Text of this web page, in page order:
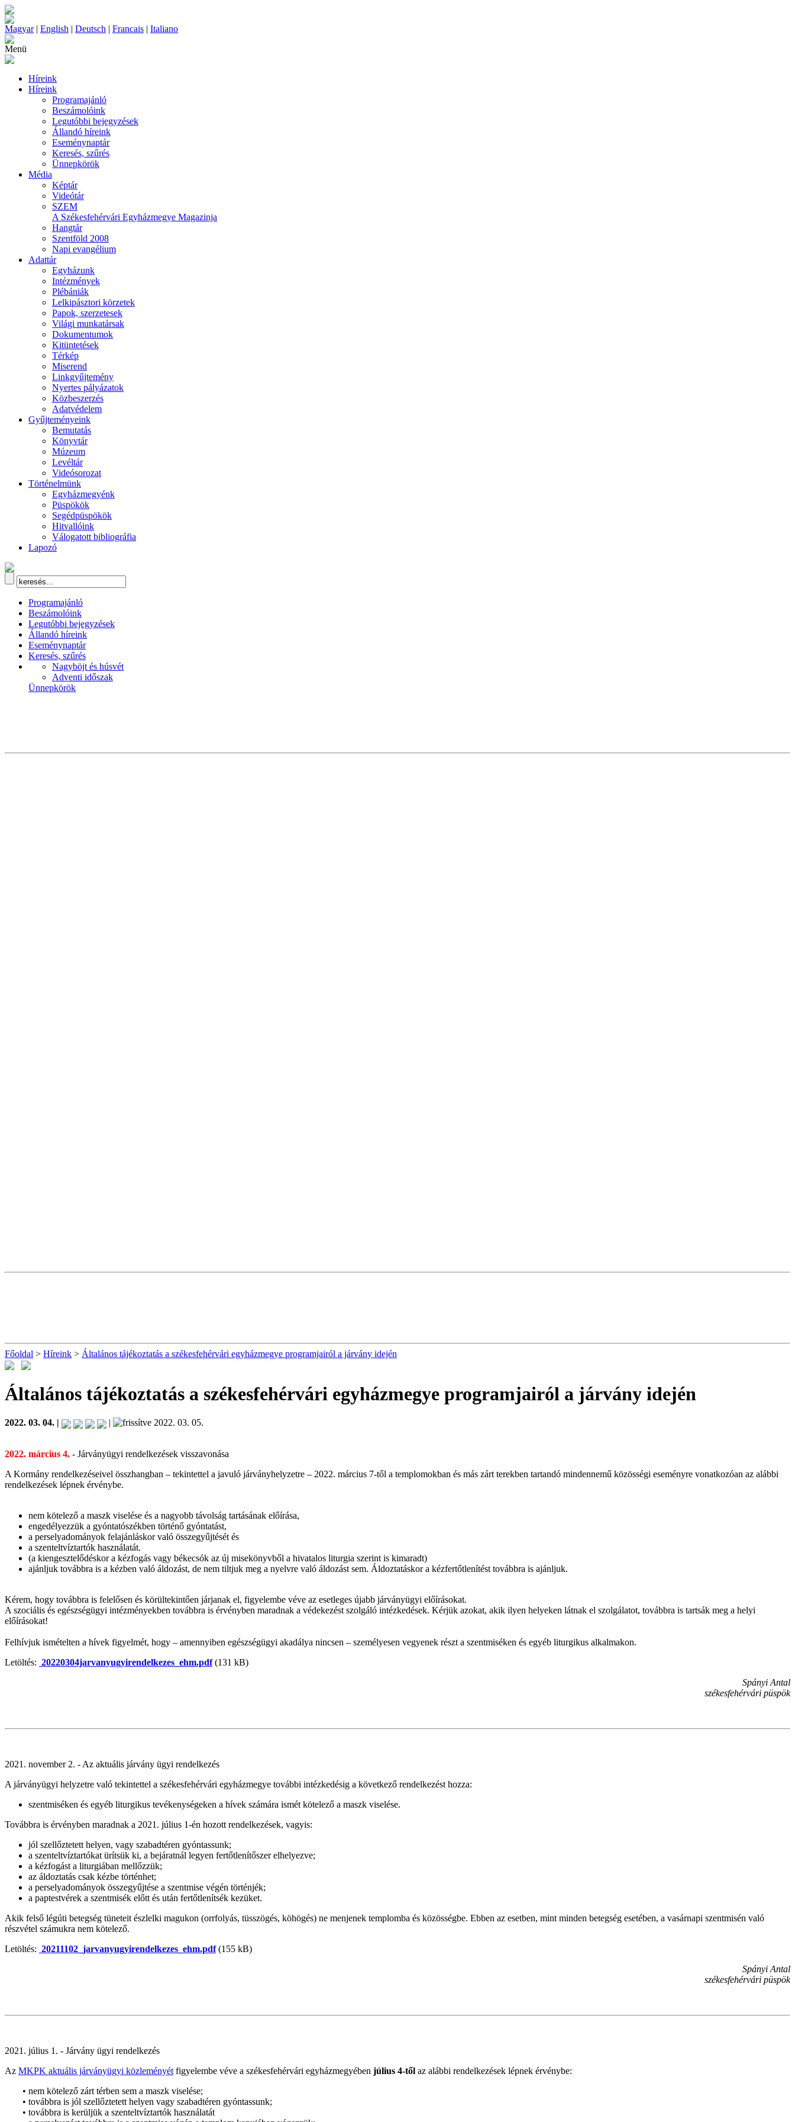
Magyar| English | Deutsch | Francais | Italiano
Menü
Híreink
Híreink
Programajánló
Beszámolóink
Legutóbbi bejegyzések
Állandó híreink
Eseménynaptár
Keresés, szűrés
Ünnepkörök
Média
Képtár
Videótár
SZEM
A Székesfehérvári Egyházmegye Magazinja
Hangtár
Szentföld 2008
Napi evangélium
Adattár
Egyházunk
Intézmények
Plébániák
Lelkipásztori körzetek
Papok, szerzetesek
Világi munkatársak
Dokumentumok
Kitüntetések
Térkép
Miserend
Linkgyűjtemény
Nyertes pályázatok
Közbeszerzés
Adatvédelem
Gyűjteményeink
Bemutatás
Könyvtár
Múzeum
Levéltár
Videósorozat
Történelmünk
Egyházmegyénk
Püspökök
Segédpüspökök
Hitvallóink
Válogatott bibliográfia
Lapozó
Programajánló
Beszámolóink
Legutóbbi bejegyzések
Állandó híreink
Eseménynaptár
Keresés, szűrés
Nagyböjt és húsvét
Adventi időszak
Ünnepkörök
Főoldal > Híreink > Általános tájékoztatás a székesfehérvári egyházmegye programjairól a járvány idején
Általános tájékoztatás a székesfehérvári egyházmegye programjairól a járvány idején
2022. 03. 04. | | 2022. 03. 05.
2022. március 4. - Járványügyi rendelkezések visszavonása
A Kormány rendelkezéseivel összhangban – tekintettel a javuló járványhelyzetre – 2022. március 7-től a templomokban és más zárt terekben tartandó mindennemű közösségi eseményre vonatkozóan az alábbi
rendelkezések lépnek érvénybe.
nem kötelező a maszk viselése és a nagyobb távolság tartásának előírása,
engedélyezzük a gyóntatószékben történő gyóntatást,
a perselyadományok felajánláskor való összegyűjtését és
a szenteltvíztartók használatát.
(a kiengesztelődéskor a kézfogás vagy békecsók az új misekönyvből a hivatalos liturgia szerint is kimaradt)
ajánljuk továbbra is a kézben való áldozást, de nem tiltjuk meg a nyelvre való áldozást sem. Áldoztatáskor a kézfertőtlenítést továbbra is ajánljuk.
Kérem, hogy továbbra is felelősen és körültekintően járjanak el, figyelembe véve az esetleges újabb járványügyi előírásokat.
A szociális és egészségügyi intézményekben továbbra is érvényben maradnak a védekezést szolgáló intézkedések. Kérjük azokat, akik ilyen helyeken látnak el szolgálatot, továbbra is tartsák meg a helyi
előírásokat!
Felhívjuk ismételten a hívek figyelmét, hogy – amennyiben egészségügyi akadálya nincsen – személyesen vegyenek részt a szentmiséken és egyéb liturgikus alkalmakon.
Letöltés: 20220304jarvanyugyirendelkezes_ehm.pdf(131 kB)
Spányi Antal
székesfehérvári püspök
2021. november 2. - Az aktuális járvány ügyi rendelkezés
A járványügyi helyzetre való tekintettel a székesfehérvári egyházmegye további intézkedésig a következő rendelkezést hozza:
szentmiséken és egyéb liturgikus tevékenységeken a hívek számára ismét kötelező a maszk viselése.
Továbbra is érvényben maradnak a 2021. július 1-én hozott rendelkezések, vagyis:
jól szellőztetett helyen, vagy szabadtéren gyóntassunk;
a szenteltvíztartókat ürítsük ki, a bejáratnál legyen fertőtlenítőszer elhelyezve;
a kézfogást a liturgiában mellőzzük;
az áldoztatás csak kézbe történhet;
a perselyadományok összegyűjtése a szentmise végén történjék;
a paptestvérek a szentmisék előtt és után fertőtlenítsék kezüket.
Akik felső légúti betegség tüneteit észlelki magukon (orrfolyás, tüsszögés, köhögés) ne menjenek templomba és közösségbe. Ebben az esetben, mint minden betegség esetében, a vasárnapi szentmisén való
részvétel számukra nem kötelező.
Letöltés: 20211102_jarvanyugyirendelkezes_ehm.pdf(155 kB)
Spányi Antal
székesfehérvári püspök
2021. július 1. - Járvány ügyi rendelkezés
Az MKPK aktuális járványügyi közleményét figyelembe véve a székesfehérvári egyházmegyében július 4-től az alábbi rendelkezések lépnek érvénybe:
• nem kötelező zárt térben sem a maszk viselése;
• továbbra is jól szellőztetett helyen vagy szabadtéren gyóntassunk;
• továbbra is kerüljük a szenteltvíztartók használatát